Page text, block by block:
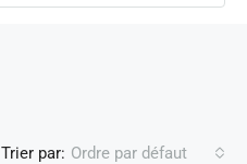
Trier par: Ordre par défaut